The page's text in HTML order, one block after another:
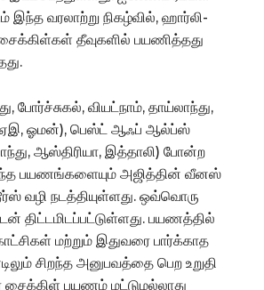
இந்த வரலாற்று நிகழ்வில், ஹார்லி-
தீவுகளில் பயணித்தது
போர்ச்சுகல், வியட்நாம், தாய்லாந்து,
ஓமன்), பெஸ்ட் ஆஃப் ஆல்ப்ஸ்
ஆஸ்திரியா, இத்தாலி) போன்ற
பயணங்களையும் அஜித்தின் வீனஸ்
வழி நடத்தியுள்ளது. ஒவ்வொரு
திட்டமிடப்பட்டுள்ளது. பயணத்தில்
மற்றும் இதுவரை பார்க்காத
சிறந்த அனுபவத்தை பெற உறுதி
சைக்கிள் பயணம் மட்டுமல்லாது